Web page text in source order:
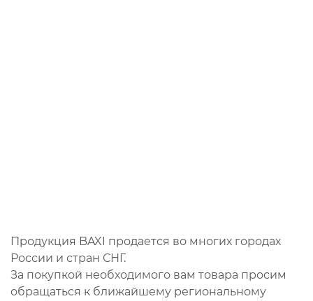
Продукция BAXI продается во многих городах
России и стран СНГ.
За покупкой необходимого вам товара просим
обращаться к ближайшему региональному